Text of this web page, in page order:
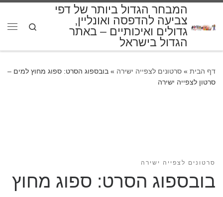
המבחר הגדול ביותר של דפי
צביעה להדפסה ואונליין,
גדולים ואיכותיים – באתר
הגדול בישראל
Search
דף הבית » סרטונים לצפייה ישירה » בובספוג הסרט: ספוג מחוץ למים –
סרטון לצפייה ישירה
סרטונים לצפייה ישירה
בובספוג הסרט: ספוג מחוץ